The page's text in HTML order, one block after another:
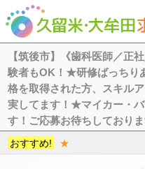
【筑後市】《歯科医師／正
験者もOK！★研修ばっちり
格を取得された方、スキル
実してます！★マイカー・
す！ご応募お待ちしておりま
おすすめ! ★